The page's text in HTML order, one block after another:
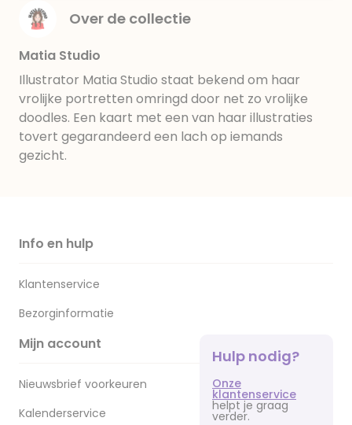
Over de collectie
Matia Studio
Illustrator Matia Studio staat bekend om haar
vrolijke portretten omringd door net zo vrolijke
doodles. Een kaart met een van haar illustraties
tovert gegarandeerd een lach op iemands
gezicht.
Info en hulp
Klantenservice
Bezorginformatie
Mijn account
Nieuwsbrief voorkeuren
Kalenderservice
Hulp nodig?
Onze
klantenservice
helpt je graag
verder.